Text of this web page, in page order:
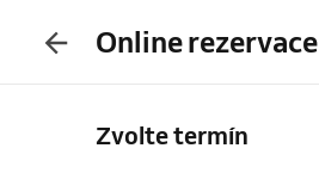
Online rezervace
Zvolte termín